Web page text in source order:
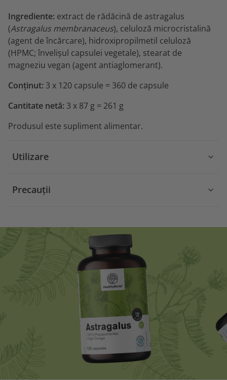
Ingrediente: extract de rădăcină de astragalus
(Astragalus membranaceus), celuloză microcristalină
(agent de încărcare), hidroxipropilmetil celuloză
(HPMC; învelișul capsulei vegetale), stearat de
magneziu vegan (agent antiaglomerant).
Conținut: 3 x 120 capsule = 360 de capsule
Cantitate netă: 3 x 87 g = 261 g
Produsul este supliment alimentar.
Utilizare
Precauții